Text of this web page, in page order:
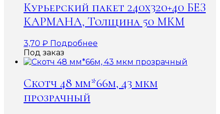
Курьерский пакет 240х320+40 БЕЗ
КАРМАНА, Толщина 50 МКМ
3,70 ₽ Подробнее
Под заказ
Скотч 48 мм*66м, 43 мкм
прозрачный